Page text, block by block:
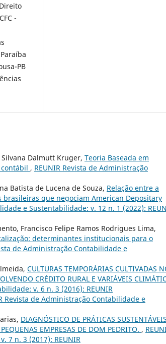
-
PB
Dalmutt Kruger, Teoria Baseada em
, REUNIR Revista de Administração
Batista de Lucena de Souza, Relação entre a
que negociam American Depositary
e Sustentabilidade: v. 12 n. 1 (2022):
Francisco Felipe Ramos Rodrigues Lima,
determinantes institucionais para o
de Administração Contabilidade e
CULTURAS TEMPORÁRIAS CULTIVADAS
CRÉDITO RURAL E VARIÁVEIS
v. 6 n. 3 (2016): REUNIR
Revista de Administração Contabilidade e
DIAGNÓSTICO DE PRÁTICAS
EMPRESAS DE DOM PEDRITO. ,
7 n. 3 (2017): REUNIR